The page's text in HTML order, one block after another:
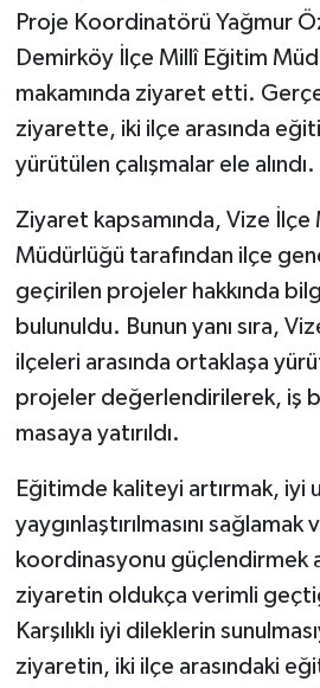
Proje Koordinatörü Yağmur
Demirköy İlçe Millî Eğitim
makamında ziyaret etti.
ziyarette, iki ilçe arasında
yürütülen çalışmalar ele alındı.
Ziyaret kapsamında, Vize İlçe
Müdürlüğü tarafından ilçe
geçirilen projeler hakkında
bulunuldu. Bunun yanı sıra,
ilçeleri arasında ortaklaşa
projeler değerlendirilerek, iş
masaya yatırıldı.
Eğitimde kaliteyi artırmak, iyi
yaygınlaştırılmasını sağlamak
koordinasyonu güçlendirmek
ziyaretin oldukça verimli
Karşılıklı iyi dileklerin
ziyaretin, iki ilçe arasındaki